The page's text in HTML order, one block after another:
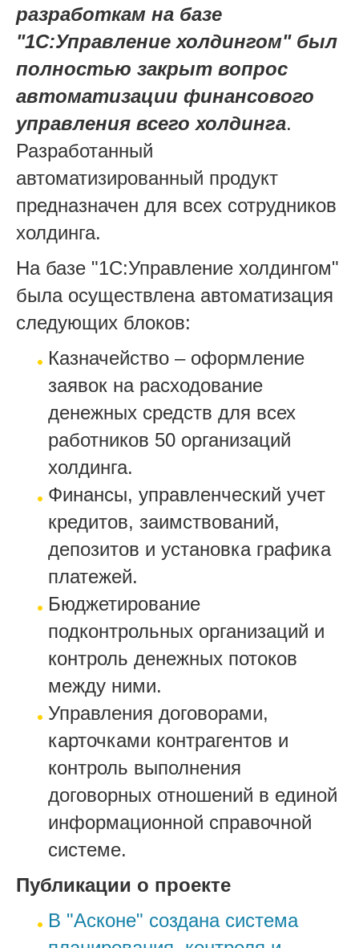
разработкам на базе
"1С:Управление холдингом" был
полностью закрыт вопрос
автоматизации финансового
управления всего холдинга.
Разработанный
автоматизированный продукт
предназначен для всех сотрудников
холдинга.
На базе "1С:Управление холдингом"
была осуществлена автоматизация
следующих блоков:
Казначейство – оформление
заявок на расходование
денежных средств для всех
работников 50 организаций
холдинга.
Финансы, управленческий учет
кредитов, заимствований,
депозитов и установка графика
платежей.
Бюджетирование
подконтрольных организаций и
контроль денежных потоков
между ними.
Управления договорами,
карточками контрагентов и
контроль выполнения
договорных отношений в единой
информационной справочной
системе.
Публикации о проекте
В "Асконе" создана система